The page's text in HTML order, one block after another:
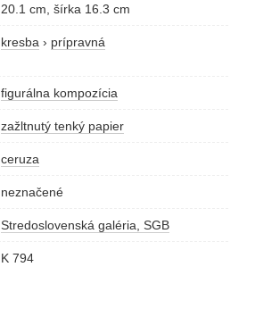
20.1 cm, šírka 16.3 cm
kresba › prípravná
figurálna kompozícia
zažltnutý tenký papier
ceruza
neznačené
Stredoslovenská galéria, SGB
K 794